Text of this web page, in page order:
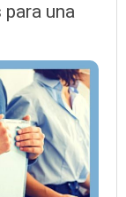
una